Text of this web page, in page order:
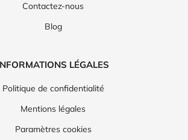
Contactez-nous
Blog
LÉGALES
Politique de confidentialité
Mentions légales
Paramètres cookies